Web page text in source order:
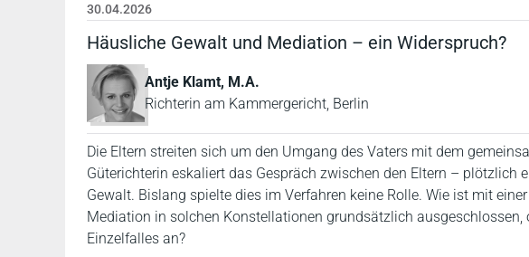
30.04.2026
Häusliche Gewalt und Mediation – ein Widerspruch?
Antje Klamt, M.A.
Richterin am Kammergericht, Berlin
Die Eltern streiten sich um den Umgang des Vaters mit dem
Güterichterin eskaliert das Gespräch zwischen den Eltern – plötzlich
Gewalt. Bislang spielte dies im Verfahren keine Rolle. Wie ist mit
Mediation in solchen Konstellationen grundsätzlich
Einzelfalles an?